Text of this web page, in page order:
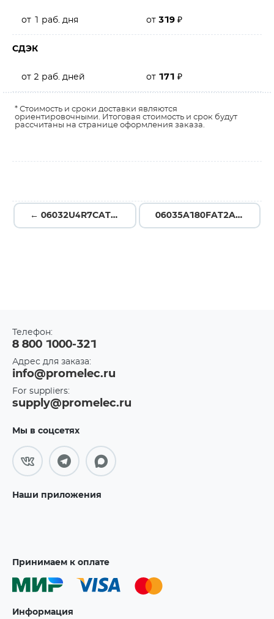
от 1 раб. дня от 319 ₽
СДЭК
от 2 раб. дней от 171 ₽
* Стоимость и сроки доставки являются
ориентировочными. Итоговая стоимость и срок будут
рассчитаны на странице оформления заказа.
← 06032U4R7CAT2A 06035A180FAT2A →
Телефон:
8 800 1000-321
Адрес для заказа:
info@promelec.ru
For suppliers:
supply@promelec.ru
Мы в соцсетях
Наши приложения
Принимаем к оплате
Информация